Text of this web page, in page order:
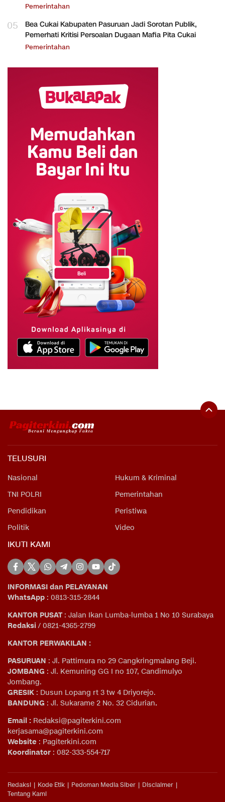
Pemerintahan
05
Bea Cukai Kabupaten Pasuruan Jadi Sorotan Publik,
Pemerhati Kritisi Persoalan Dugaan Mafia Pita Cukai
Pemerintahan
TELUSURI
Nasional
Hukum & Kriminal
TNI POLRI
Pemerintahan
Pendidikan
Peristiwa
Politik
Video
IKUTI KAMI
INFORMASI dan PELAYANAN
WhatsApp : 0813-315-2844
KANTOR PUSAT: Jalan Ikan Lumba-lumba 1 No 10 Surabaya
Redaksi / 0821-4365-2799
KANTOR PERWAKILAN :
PASURUAN : Jl. Pattimura no 29 Cangkringmalang Beji.
JOMBANG : Jl. Kemuning GG I no 107, Candimulyo
Jombang.
GRESIK : Dusun Lopang rt 3 tw 4 Driyorejo.
BANDUNG : Jl. Sukarame 2 No. 32 Cidurian.
Email : Redaksi@pagiterkini.com
kerjasama@pagiterkini.com
Website : Pagiterkini.com
Koordinator : 082-333-554-717
Redaksi Kode Etik Pedoman Media Siber
Disclaimer
Tentang Kami